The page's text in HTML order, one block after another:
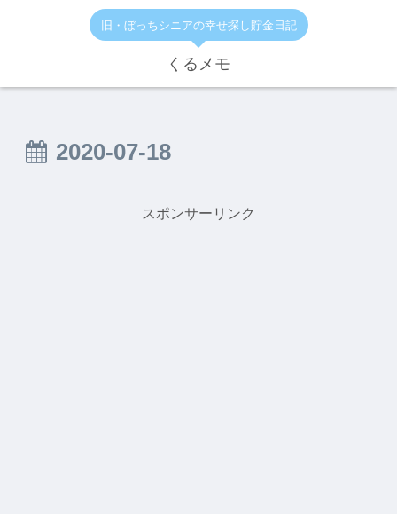
旧・ぼっちシニアの幸せ探し貯金日記
くるメモ
2020-07-18
スポンサーリンク